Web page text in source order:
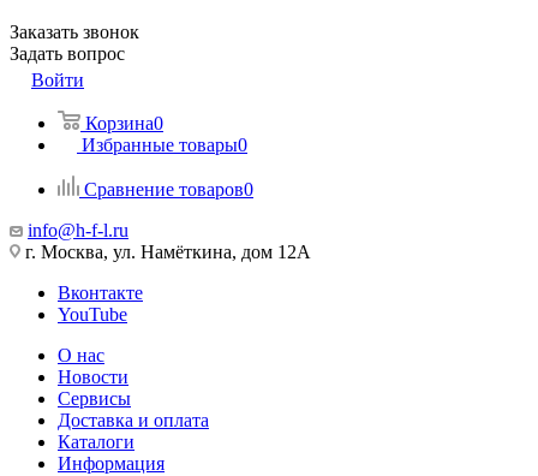
Заказать звонок
Задать вопрос
Войти
Корзина0
Избранные товары0
Сравнение товаров0
info@h-f-l.ru
г. Москва, ул. Намёткина, дом 12А
Вконтакте
YouTube
О нас
Новости
Сервисы
Доставка и оплата
Каталоги
Информация